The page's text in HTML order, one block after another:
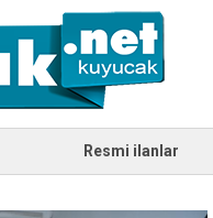
Resmi ilanlar